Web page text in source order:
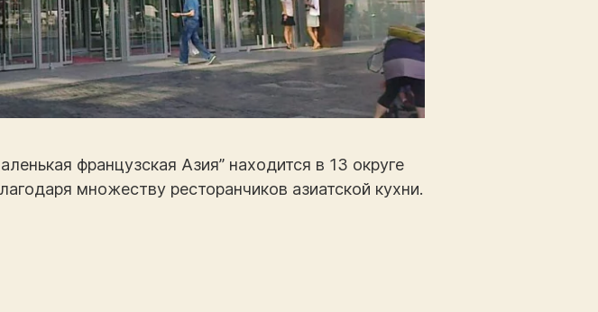
французская Азия” находится в 13 округе
множеству ресторанчиков азиатской кухни.